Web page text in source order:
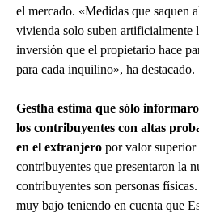
el mercado. «Medidas que saquen
vivienda solo suben artificialmente
inversión que el propietario hace
para cada inquilino», ha destacado.
Gestha estima que sólo
los contribuyentes con altas
en el extranjero por valor
contribuyentes que presentaron la
contribuyentes son personas
muy bajo teniendo en cuenta que